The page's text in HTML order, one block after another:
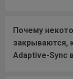
Почему
закрываются,
Adaptive-Sync